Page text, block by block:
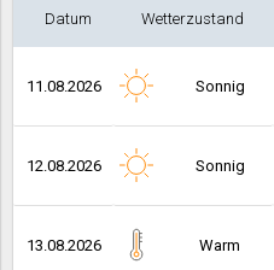
Datum Wetterzustand
11.08.2026 Sonnig
12.08.2026 Sonnig
13.08.2026 Warm